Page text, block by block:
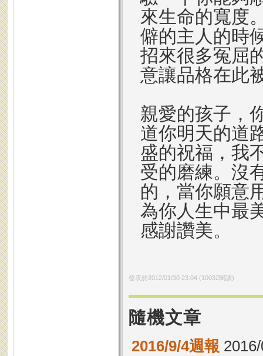
來生命的寬度
僻的主人的時
招來很多冤屈
意讓品格在此
親愛的孩子，
道你明天的道
盛的祝福，我
受的磨練。沒
的，當你願意
為你人生中最
感謝讚美。
發表於2012/01/30 23:04(10032 閱讀)
隨機文章
2016/9/4週報